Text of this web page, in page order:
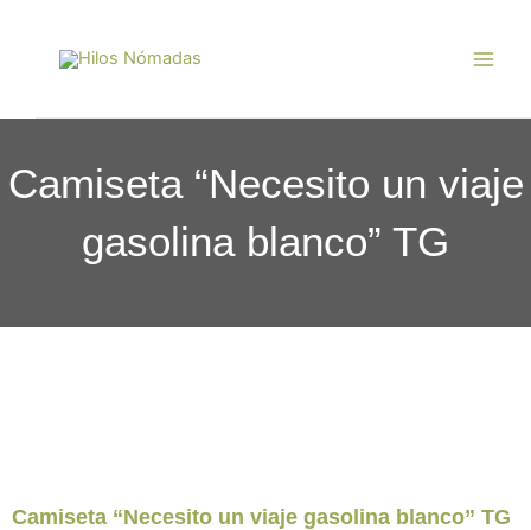
contenido
Camiseta “Necesito un viaje
gasolina blanco” TG
Camiseta “Necesito un viaje gasolina blanco” TG